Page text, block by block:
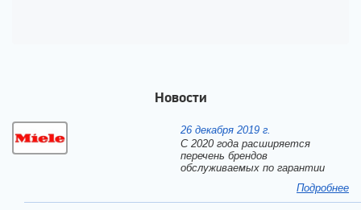
Новости
26 декабря 2019 г.
С 2020 года расширяется
перечень брендов
обслуживаемых по гарантии
Подробнее